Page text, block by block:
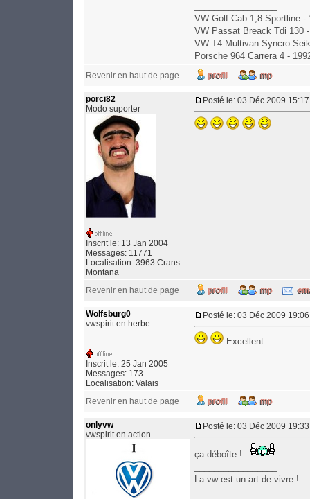
VW Golf Cab 1,8 Sportline -
VW Passat Breack Tdi 130
VW T4 Multivan Syncro
Porsche 964 Carrera 4 -
Revenir en haut de page
porci82
Modo suporter
Inscrit le: 13 Jan 2004
Messages: 11771
Localisation: 3963 Crans-
Montana
Posté le: 03 Déc 2009 15:17
Revenir en haut de page
Wolfsburg0
vwspirit en herbe
Inscrit le: 25 Jan 2005
Messages: 173
Localisation: Valais
Posté le: 03 Déc 2009 19:06
Excellent
Revenir en haut de page
onlyvw
vwspirit en action
Posté le: 03 Déc 2009 19:33
ça déboîte !
La vw est un art de vivre !